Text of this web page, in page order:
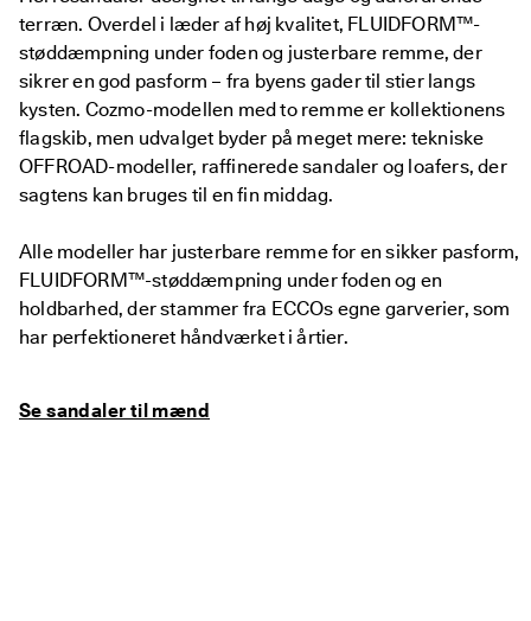
terræn. Overdel i læder af høj kvalitet, FLUIDFORM™-
støddæmpning under foden og justerbare remme, der
sikrer en god pasform – fra byens gader til stier langs
kysten. Cozmo-modellen med to remme er kollektionens
flagskib, men udvalget byder på meget mere: tekniske
OFFROAD-modeller, raffinerede sandaler og loafers, der
sagtens kan bruges til en fin middag.
Alle modeller har justerbare remme for en sikker pasform,
FLUIDFORM™-støddæmpning under foden og en
holdbarhed, der stammer fra ECCOs egne garverier, som
har perfektioneret håndværket i årtier.
Se sandaler til mænd